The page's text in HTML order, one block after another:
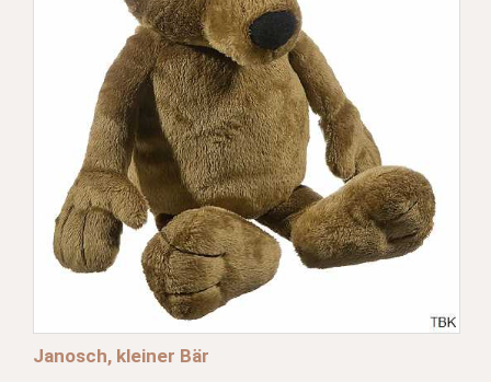
Janosch, kleiner Bär